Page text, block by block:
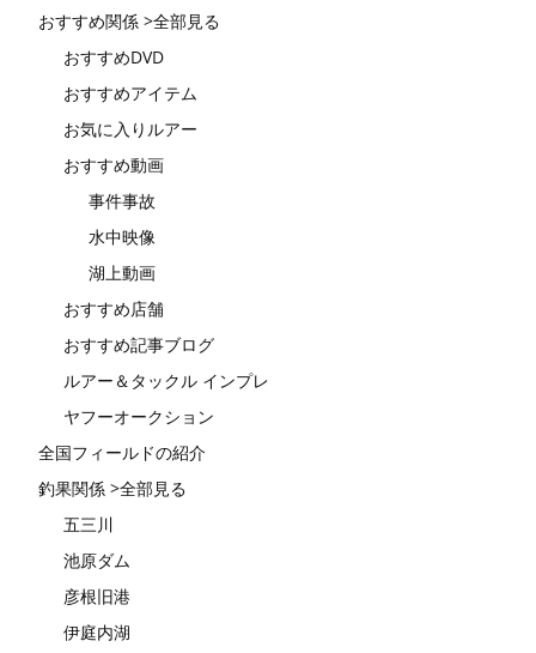
おすすめ関係 >全部見る
おすすめDVD
おすすめアイテム
お気に入りルアー
おすすめ動画
事件事故
水中映像
湖上動画
おすすめ店舗
おすすめ記事ブログ
ルアー＆タックル インプレ
ヤフーオークション
全国フィールドの紹介
釣果関係 >全部見る
五三川
池原ダム
彦根旧港
伊庭内湖